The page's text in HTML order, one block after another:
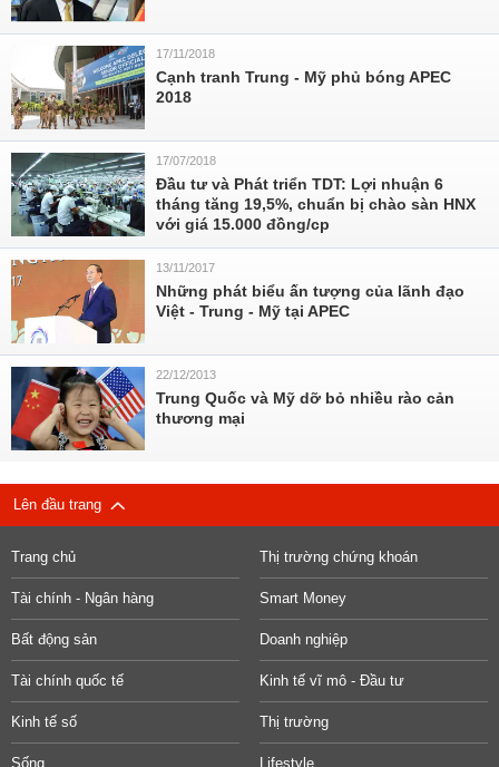
17/11/2018
Cạnh tranh Trung - Mỹ phủ bóng APEC
2018
17/07/2018
Đầu tư và Phát triển TDT: Lợi nhuận 6
tháng tăng 19,5%, chuẩn bị chào sàn HNX
với giá 15.000 đồng/cp
13/11/2017
Những phát biểu ấn tượng của lãnh đạo
Việt - Trung - Mỹ tại APEC
22/12/2013
Trung Quốc và Mỹ dỡ bỏ nhiều rào cản
thương mại
Lên đầu trang
Trang chủ Thị trường chứng khoán
Tài chính - Ngân hàng Smart Money
Bất động sản Doanh nghiệp
Tài chính quốc tế Kinh tế vĩ mô - Đầu tư
Kinh tế số Thị trường
Sống Lifestyle